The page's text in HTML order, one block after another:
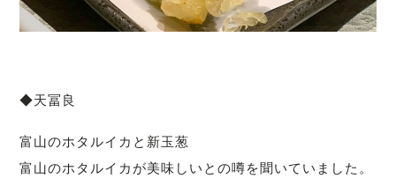
◆天冨良
富山のホタルイカと新玉葱
富山のホタルイカが美味しいとの噂を聞いていました。